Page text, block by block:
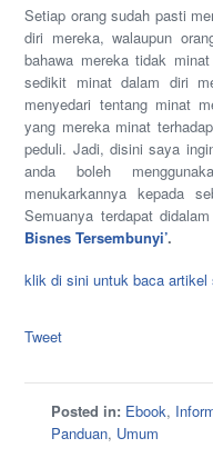
Setiap orang sudah pasti
diri mereka, walaupun
bahawa mereka tidak
sedikit minat dalam diri
menyedari tentang minat
yang mereka minat
peduli. Jadi, disini saya
anda boleh
menukarkannya kepada
Semuanya terdapat
Bisnes Tersembunyi’.
klik di sini untuk baca
Tweet
Posted in: Ebook,
Panduan, Umum